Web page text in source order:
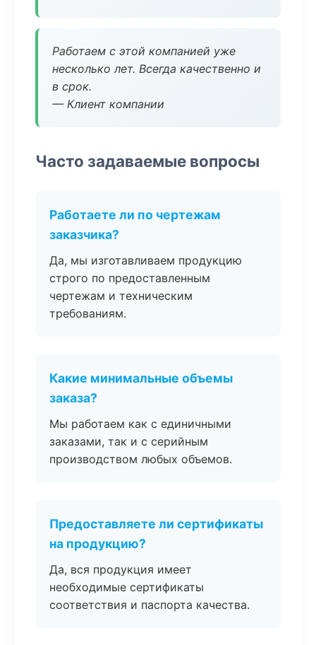
Работаем с этой компанией уже
несколько лет. Всегда качественно и
в срок.
— Клиент компании
Часто задаваемые вопросы
Работаете ли по чертежам
заказчика?
Да, мы изготавливаем продукцию
строго по предоставленным
чертежам и техническим
требованиям.
Какие минимальные объемы
заказа?
Мы работаем как с единичными
заказами, так и с серийным
производством любых объемов.
Предоставляете ли сертификаты
на продукцию?
Да, вся продукция имеет
необходимые сертификаты
соответствия и паспорта качества.